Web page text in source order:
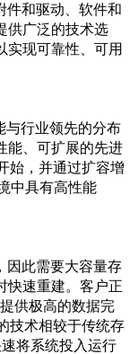
件和驱动、软件和
供广泛的技术选
实现可靠性、可用
与行业领先的分布
能、可扩展的先进
始，并通过扩容增
中具有高性能
因此需要大容量存
快速重建。客户正
供极高的数据完
技术相较于传统存
将系统投入运行